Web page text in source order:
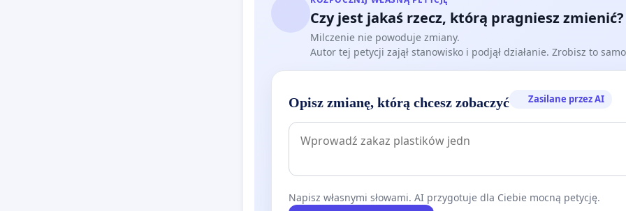
Czy jest jakaś rzecz, którą pragniesz zmienić?
Milczenie nie powoduje zmiany.
Autor tej petycji zajął stanowisko i podjął działanie. Zrobisz to
Opisz zmianę, którą chcesz zobaczyć Zasilane przez AI
Napisz własnymi słowami. AI przygotuje dla Ciebie mocną petycję.